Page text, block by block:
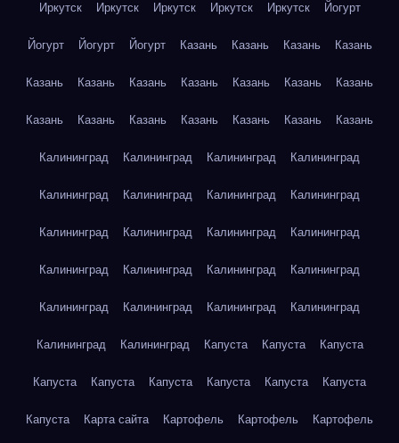
Иркутск Иркутск Иркутск Иркутск Иркутск Йогурт
Йогурт Йогурт Йогурт Казань Казань Казань Казань
Казань Казань Казань Казань Казань Казань Казань
Казань Казань Казань Казань Казань Казань Казань
Калининград Калининград Калининград Калининград
Калининград Калининград Калининград Калининград
Калининград Калининград Калининград Калининград
Калининград Калининград Калининград Калининград
Калининград Калининград Калининград Калининград
Калининград Калининград Капуста Капуста Капуста
Капуста Капуста Капуста Капуста Капуста Капуста
Капуста Карта сайта Картофель Картофель Картофель